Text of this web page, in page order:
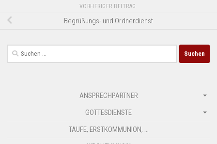
VORHERIGER BEITRAG
Begrüßungs- und Ordnerdienst
Suchen
nach:
ANSPRECHPARTNER
GOTTESDIENSTE
TAUFE, ERSTKOMMUNION, …